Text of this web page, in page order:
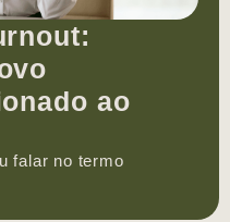
ao
falar no termo